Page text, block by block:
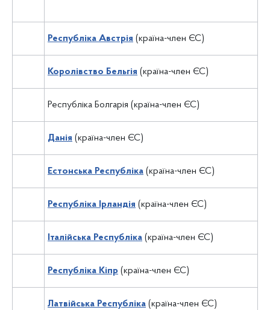
Республіка Австрія (країна-член ЄС)
Королівство Бельгія (країна-член ЄС)
Республіка Болгарія (країна-член ЄС)
Данія (країна-член ЄС)
Естонська Республіка (країна-член ЄС)
Республіка Ірландія (країна-член ЄС)
Італійська Республіка (країна-член ЄС)
Республіка Кіпр (країна-член ЄС)
Латвійська Республіка (країна-член ЄС)